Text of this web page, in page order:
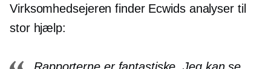
Virksomhedsejeren finder Ecwids analyser til
stor hjælp: